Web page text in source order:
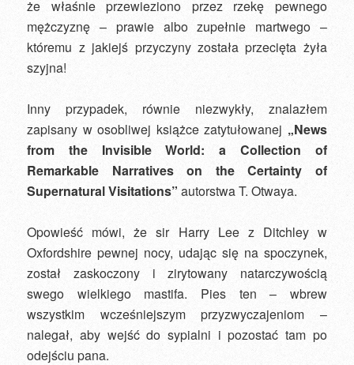
że właśnie przewieziono przez rzekę pewnego
mężczyznę – prawie albo zupełnie martwego –
któremu z jakiejś przyczyny została przecięta żyła
szyjna!
Inny przypadek, równie niezwykły, znalazłem
zapisany w osobliwej książce zatytułowanej „News
from the Invisible World: a Collection of
Remarkable Narratives on the Certainty of
Supernatural Visitations” autorstwa T. Otwaya.
Opowieść mówi, że sir Harry Lee z Ditchley w
Oxfordshire pewnej nocy, udając się na spoczynek,
został zaskoczony i zirytowany natarczywością
swego wielkiego mastifa. Pies ten – wbrew
wszystkim wcześniejszym przyzwyczajeniom –
nalegał, aby wejść do sypialni i pozostać tam po
odejściu pana.